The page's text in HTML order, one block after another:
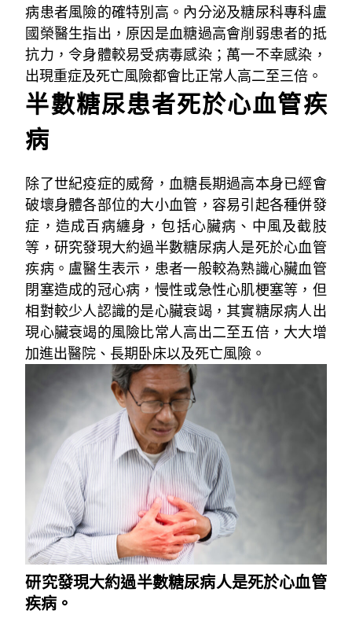
病患者風險的確特別高。內分泌及糖尿科專科盧
國榮醫生指出，原因是血糖過高會削弱患者的抵
抗力，令身體較易受病毒感染；萬一不幸感染，
出現重症及死亡風險都會比正常人高二至三倍。
半數糖尿患者死於心血管疾
病
除了世紀疫症的威脅，血糖長期過高本身已經會
破壞身體各部位的大小血管，容易引起各種併發
症，造成百病纏身，包括心臟病、中風及截肢
等，研究發現大約過半數糖尿病人是死於心血管
疾病。盧醫生表示，患者一般較為熟識心臟血管
閉塞造成的冠心病，慢性或急性心肌梗塞等，但
相對較少人認識的是心臟衰竭，其實糖尿病人出
現心臟衰竭的風險比常人高出二至五倍，大大增
加進出醫院、長期卧床以及死亡風險。
研究發現大約過半數糖尿病人是死於心血管
疾病。